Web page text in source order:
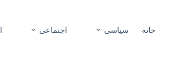
خانه سیاسی اجتماعی